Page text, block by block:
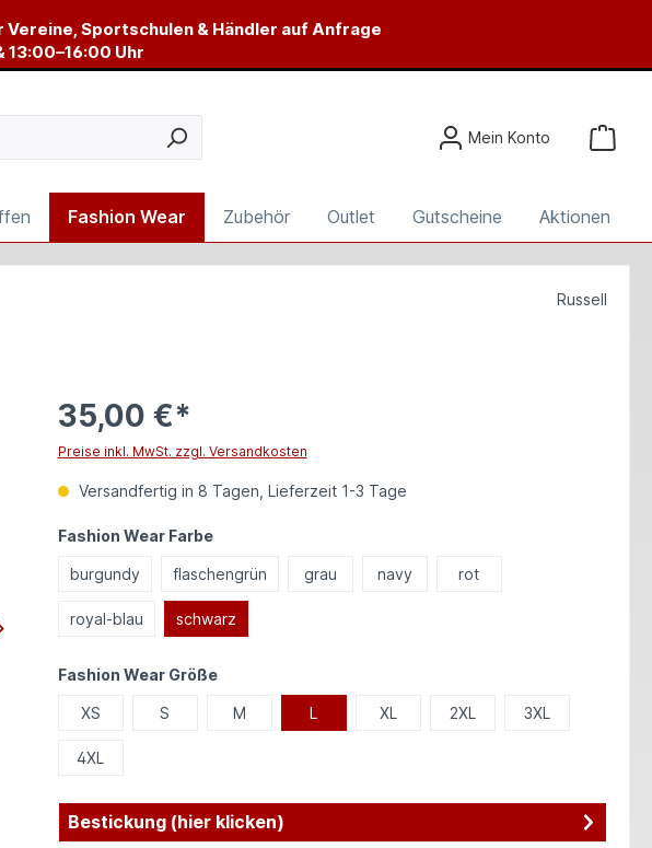
Sportschulen & Händler auf Anfrage
13:00–16:00 Uhr
Mein Konto
Fashion Wear Zubehör Outlet Gutscheine Aktionen
Russell
35,00 €*
Preise inkl. MwSt. zzgl. Versandkosten
Versandfertig in 8 Tagen, Lieferzeit 1-3 Tage
Fashion Wear Farbeauswählen
burgundy flaschengrün grau navy rot
royal-blau schwarz
Fashion Wear Größeauswählen
XS S M L XL 2XL 3XL
4XL
Bestickung (hier klicken)